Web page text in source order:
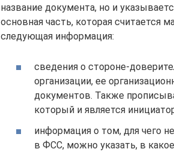
название документа, но и
основная часть, которая считается
следующая информация:
сведения о стороне-
организации, ее
документов. Также
который и является
информация о том, для чего
в ФСС, можно указать, в